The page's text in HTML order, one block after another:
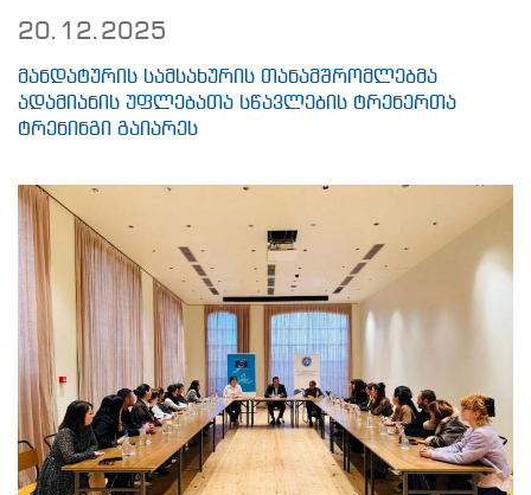
20.12.2025
მანდატურის სამსახურის თანამშრომლებმა
ადამიანის უფლებათა სწავლების ტრენერთა
ტრენინგი გაიარეს